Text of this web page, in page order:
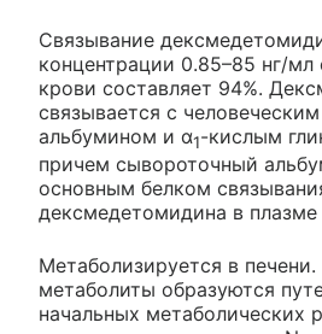
Связывание
концентрации 0.85–85 нг/
крови составляет 94%.
связывается с
альбумином и α1-кислым
причем сывороточный
основным белком
дексмедетомидина в плазме
Метаболизируется в
метаболиты образуются
начальных метаболических